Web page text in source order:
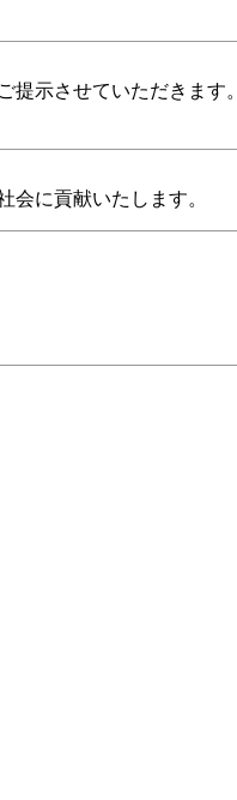
提示させていただきます。
会に貢献いたします。